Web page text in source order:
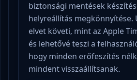
biztonsági mentések
helyreállítás megkönnyítése.
elvet követi, mint az Apple
és lehetővé teszi a
hogy minden erőfeszítés
mindent visszaállítsanak.